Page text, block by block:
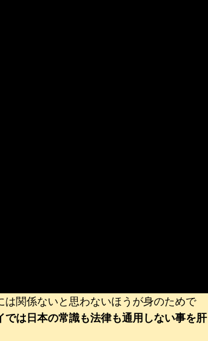
関係ないと思わないほうが身のためで
では日本の常識も法律も通用しない事を肝